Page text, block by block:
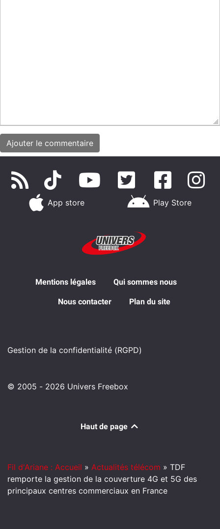
App store Play Store
Mentions légales Qui sommes nous
Nous contacter Plan du site
Gestion de la confidentialité (RGPD)
© 2005 - 2026 Univers Freebox
Haut de page
Fil d'Ariane : Accueil » Actualités télécom » TDF
remporte la gestion de la couverture 4G et 5G des
principaux centres commerciaux en France